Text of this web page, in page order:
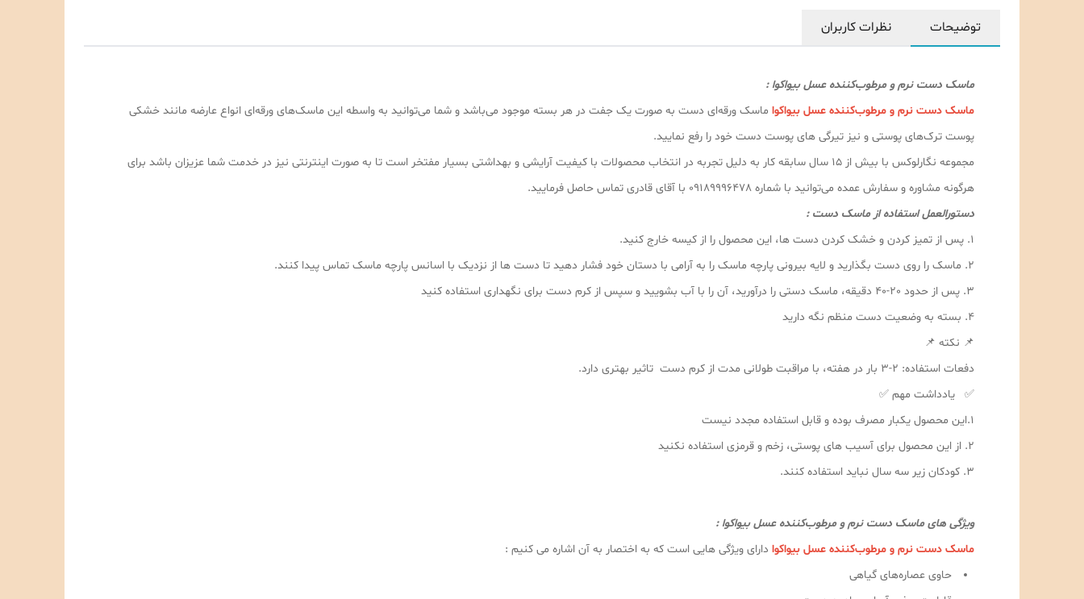
توضیحات نظرات کاربران
ماسک دست نرم و مرطوب‌کننده عسل بیواکوا :
ماسک دست نرم و مرطوب‌کننده عسل بیواکوا ماسک ورقه‌ای دست به صورت یک جفت در هر بسته موجود می‌باشد و شما می‌توانید به واسطه این ماسک‌های ورقه‌ای انواع عارضه مانند خشکی
پوست ترک‌های پوستی و نیز تیرگی های پوست دست خود را رفع نمایید.
مجموعه نگارلوکس با بیش از ۱۵ سال سابقه کار به دلیل تجربه در انتخاب محصولات با کیفیت آرایشی و بهداشتی بسیار مفتخر است تا به صورت اینترنتی نیز در خدمت شما عزیزان باشد برای
هرگونه مشاوره و سفارش عمده می‌توانید با شماره 09189996478 با آقای قادری تماس حاصل فرمایید.
دستورالعمل استفاده از ماسک دست :
1. پس از تمیز کردن و خشک کردن دست ها، این محصول را از کیسه خارج کنید.
2. ماسک را روی دست بگذارید و لایه بیرونی پارچه ماسک را به آرامی با دستان خود فشار دهید تا دست ها از نزدیک با اسانس پارچه ماسک تماس پیدا کنند.
3. پس از حدود 20-40 دقیقه، ماسک دستی را درآورید، آن را با آب بشویید و سپس از کرم دست برای نگهداری استفاده کنید
4. بسته به وضعیت دست منظم نگه دارید
📌 نکته 📌
دفعات استفاده: 2-3 بار در هفته، با مراقبت طولانی مدت از کرم دست تاثیر بهتری دارد.
✅ یادداشت مهم ✅
1.این محصول یکبار مصرف بوده و قابل استفاده مجدد نیست
2. از این محصول برای آسیب های پوستی، زخم و قرمزی استفاده نکنید
3. کودکان زیر سه سال نباید استفاده کنند.
ویژگی های ماسک دست نرم و مرطوب‌کننده عسل بیواکوا :
ماسک دست نرم و مرطوب‌کننده عسل بیواکوا دارای ویژگی هایی است که به اختصار به آن اشاره می کنیم :
حاوی عصاره‌های گیاهی